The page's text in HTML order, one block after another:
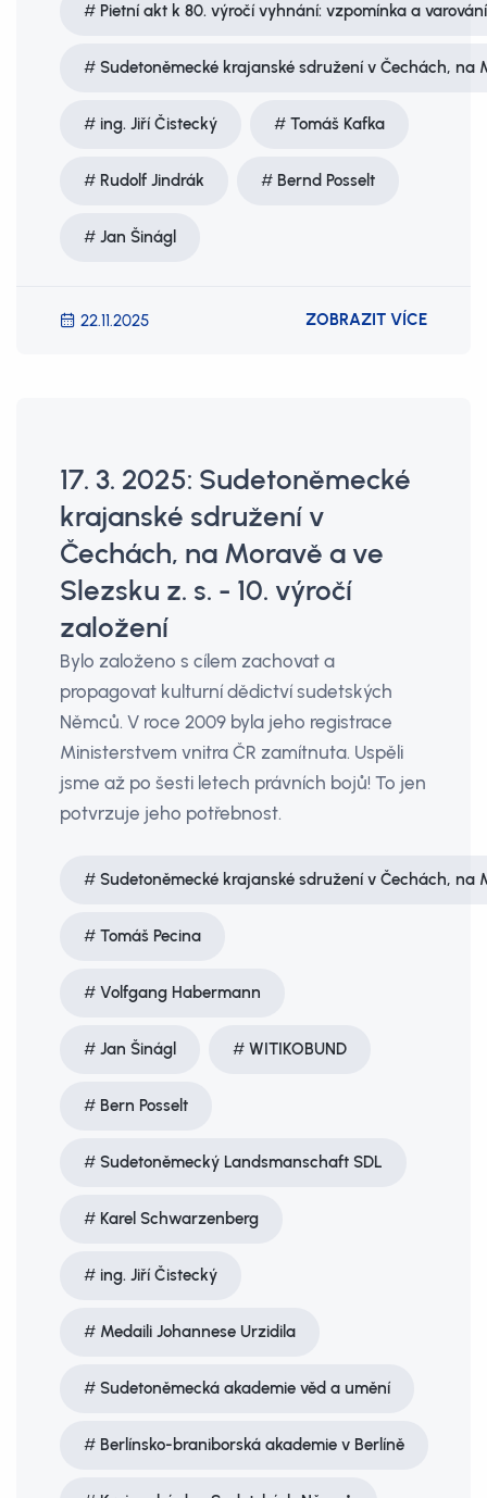
Pietní akt k 80. výročí vyhnání: vzpomínka a
Sudetoněmecké krajanské sdružení v Čechách, na
ing. Jiří Čistecký Tomáš Kafka
Rudolf Jindrák Bernd Posselt
Jan Šinágl
22.11.2025 ZOBRAZIT VÍCE
17. 3. 2025: Sudetoněmecké
krajanské sdružení v
Čechách, na Moravě a ve
Slezsku z. s. - 10. výročí
založení
Bylo založeno s cílem zachovat a
propagovat kulturní dědictví sudetských
Němců. V roce 2009 byla jeho registrace
Ministerstvem vnitra ČR zamítnuta. Uspěli
jsme až po šesti letech právních bojů! To jen
potvrzuje jeho potřebnost.
Sudetoněmecké krajanské sdružení v Čechách, na
Tomáš Pecina
Volfgang Habermann
Jan Šinágl WITIKOBUND
Bern Posselt
Sudetoněmecký Landsmanschaft SDL
Karel Schwarzenberg
ing. Jiří Čistecký
Medaili Johannese Urzidila
Sudetoněmecká akademie věd a umění
Berlínsko-braniborská akademie v Berlíně